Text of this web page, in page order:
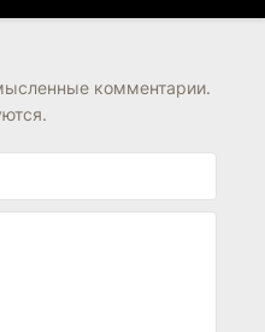
комментарии.